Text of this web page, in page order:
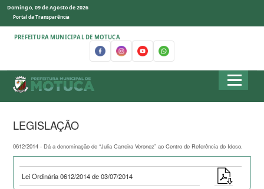
Domingo, 09 de Agosto de 2026
Portal da Transparência
PREFEITURA MUNICIPAL DE MOTUCA
LEGISLAÇÃO
0612/2014 - Dá a denominação de “Julia Carreira Veronez” ao Centro de Referência do Idoso.
Lei Ordinária 0612/2014 de 03/07/2014